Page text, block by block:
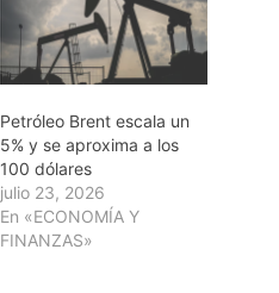
Petróleo Brent escala un
5% y se aproxima a los
100 dólares
julio 23, 2026
En «ECONOMÍA Y
FINANZAS»